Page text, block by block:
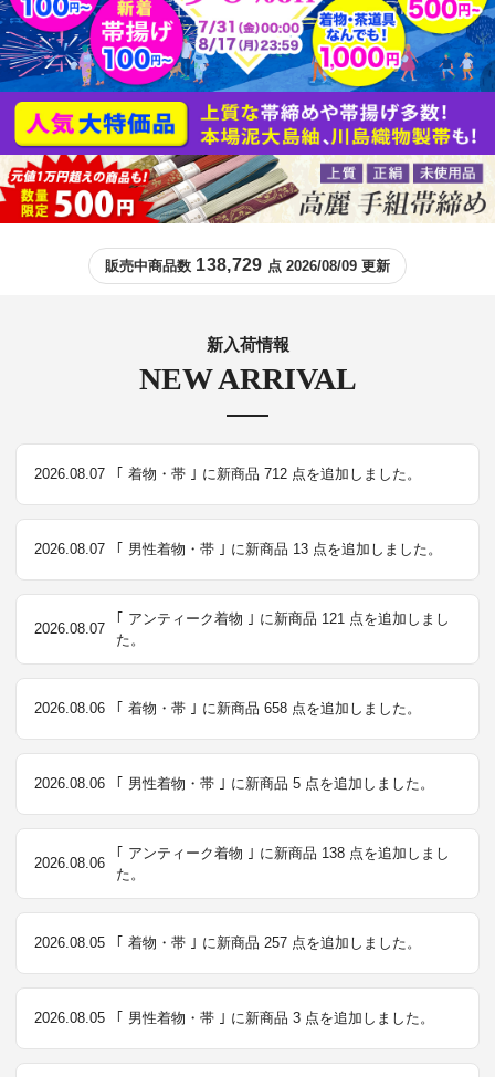
販売中商品数 138,729 点 2026/08/09 更新
NEW ARRIVAL
新入荷情報
2026.08.07 ｢ 着物・帯 ｣ に新商品 712 点を追加しました。
2026.08.07 ｢ 男性着物・帯 ｣ に新商品 13 点を追加しました。
2026.08.07
｢ アンティーク着物 ｣ に新商品 121 点を追加しまし
た。
2026.08.06 ｢ 着物・帯 ｣ に新商品 658 点を追加しました。
2026.08.06 ｢ 男性着物・帯 ｣ に新商品 5 点を追加しました。
2026.08.06
｢ アンティーク着物 ｣ に新商品 138 点を追加しまし
た。
2026.08.05 ｢ 着物・帯 ｣ に新商品 257 点を追加しました。
2026.08.05 ｢ 男性着物・帯 ｣ に新商品 3 点を追加しました。